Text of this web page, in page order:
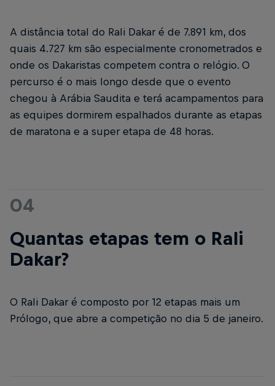
A distância total do Rali Dakar é de 7.891 km, dos
quais 4.727 km são especialmente cronometrados e
onde os Dakaristas competem contra o relógio. O
percurso é o mais longo desde que o evento
chegou à Arábia Saudita e terá acampamentos para
as equipes dormirem espalhados durante as etapas
de maratona e a super etapa de 48 horas.
04
Quantas etapas tem o Rali
Dakar?
O Rali Dakar é composto por 12 etapas mais um
Prólogo, que abre a competição no dia 5 de janeiro.